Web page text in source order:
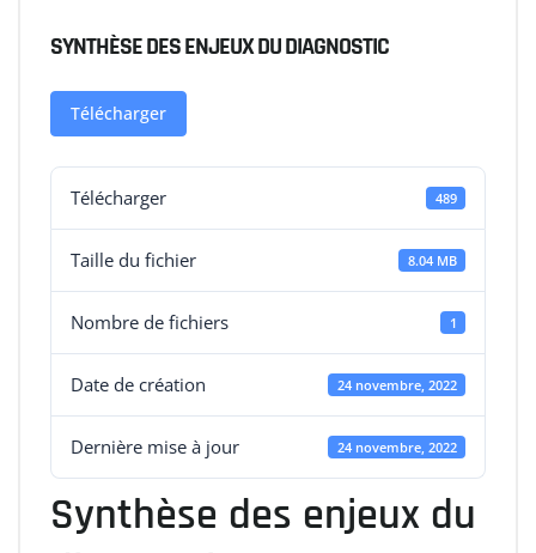
SYNTHÈSE DES ENJEUX DU DIAGNOSTIC
Télécharger
Télécharger 489
Taille du fichier 8.04 MB
Nombre de fichiers 1
Date de création 24 novembre, 2022
Dernière mise à jour 24 novembre, 2022
Synthèse des enjeux du